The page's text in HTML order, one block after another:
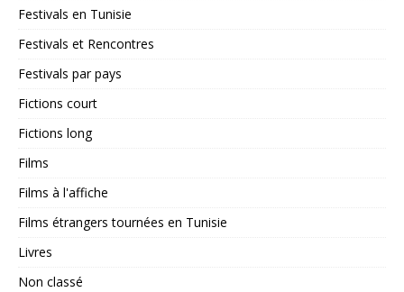
Festivals en Tunisie
Festivals et Rencontres
Festivals par pays
Fictions court
Fictions long
Films
Films à l'affiche
Films étrangers tournées en Tunisie
Livres
Non classé